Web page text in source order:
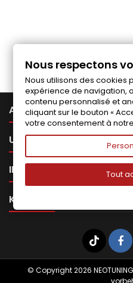
ARTIKEL
UNTERNEHMEN
IHR KONTO
KONTAKT
© Copyright 2026
Nous respectons
Nous utilisons des cookies
expérience de navigation,
contenu personnalisé et
cliquant sur le bouton «
votre consentement à
Tout